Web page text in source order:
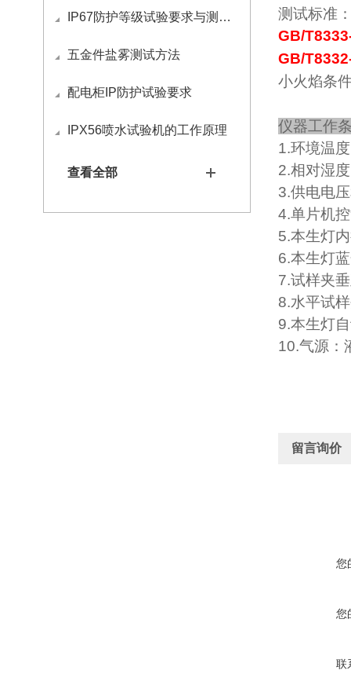
IP67防护等级试验要求与测试方法
五金件盐雾测试方法
配电柜IP防护试验要求
IPX56喷水试验机的工作原理
查看全部
测试标准
GB/
GB/
小火焰条
仪器工作
1.环境温
2.相对湿
3.供电电
4.单片机
5.本生灯
6.本生灯
7.试样夹
8.水平试
9.本生灯
10.气源：
留言询价
您
您
联